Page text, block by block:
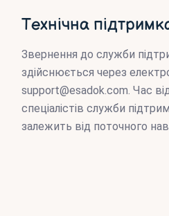
Технічна
Звернення до служби
здійснюється через
support@esadok.com . Час
спеціалістів служби
залежить від поточного